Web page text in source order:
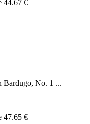
44.67 €
Bardugo, No. 1 ...
47.65 €